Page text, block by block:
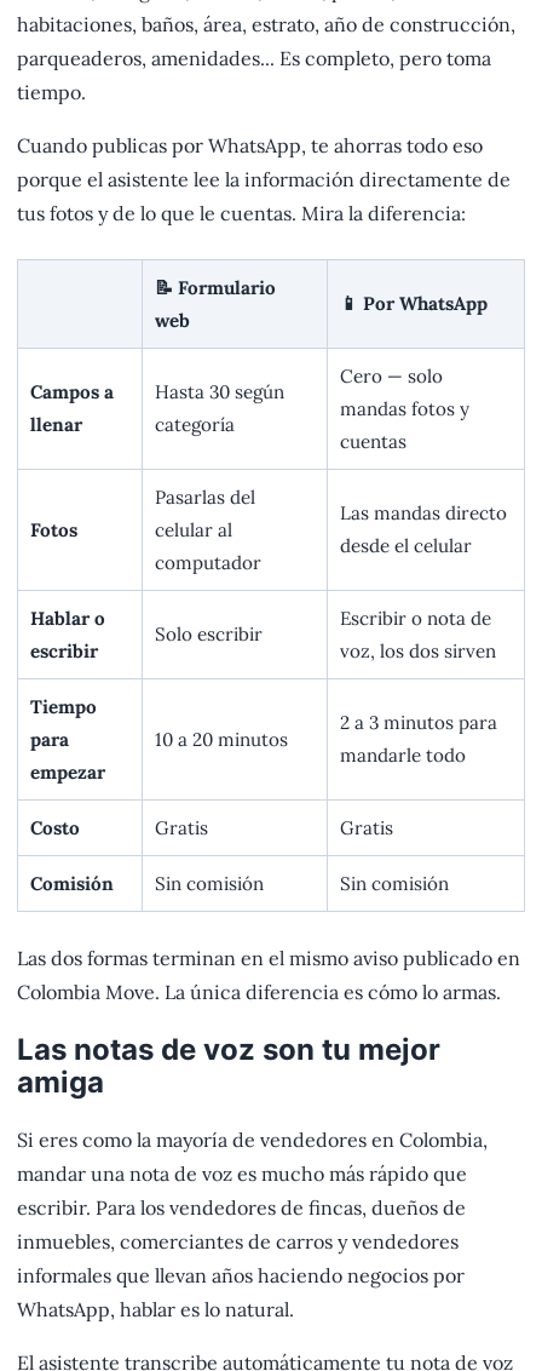
habitaciones, baños, área, estrato, año de construcción,
parqueaderos, amenidades... Es completo, pero toma
tiempo.
Cuando publicas por WhatsApp, te ahorras todo eso
porque el asistente lee la información directamente de
tus fotos y de lo que le cuentas. Mira la diferencia:
📝 Formulario
web
📱 Por WhatsApp
Campos a
llenar
Hasta 30 según
categoría
Cero — solo
mandas fotos y
cuentas
Fotos
Pasarlas del
celular al
computador
Las mandas directo
desde el celular
Hablar o
escribir
Solo escribir
Escribir o nota de
voz, los dos sirven
Tiempo
para
empezar
10 a 20 minutos
2 a 3 minutos para
mandarle todo
Costo Gratis Gratis
Comisión Sin comisión Sin comisión
Las dos formas terminan en el mismo aviso publicado en
Colombia Move. La única diferencia es cómo lo armas.
Las notas de voz son tu mejor
amiga
Si eres como la mayoría de vendedores en Colombia,
mandar una nota de voz es mucho más rápido que
escribir. Para los vendedores de fincas, dueños de
inmuebles, comerciantes de carros y vendedores
informales que llevan años haciendo negocios por
WhatsApp, hablar es lo natural.
El asistente transcribe automáticamente tu nota de voz